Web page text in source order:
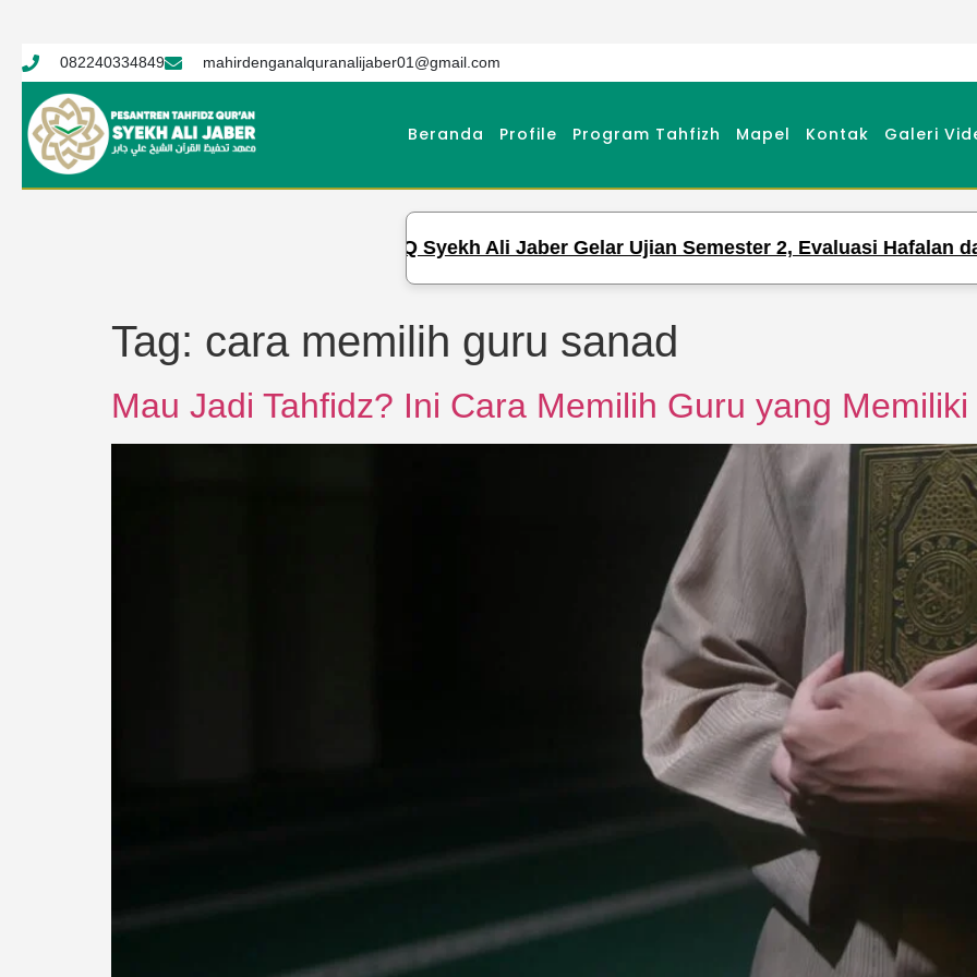
082240334849 mahirdenganalquranalijaber01@gmail.com
Beranda Profile Program Tahfizh Mapel Kontak Galeri
PTQ Syekh Ali Jaber Gelar Ujian Semester 2, Evaluasi Hafalan dan
Tag: cara memilih guru sanad
Mau Jadi Tahfidz? Ini Cara Memilih Guru yang Memiliki